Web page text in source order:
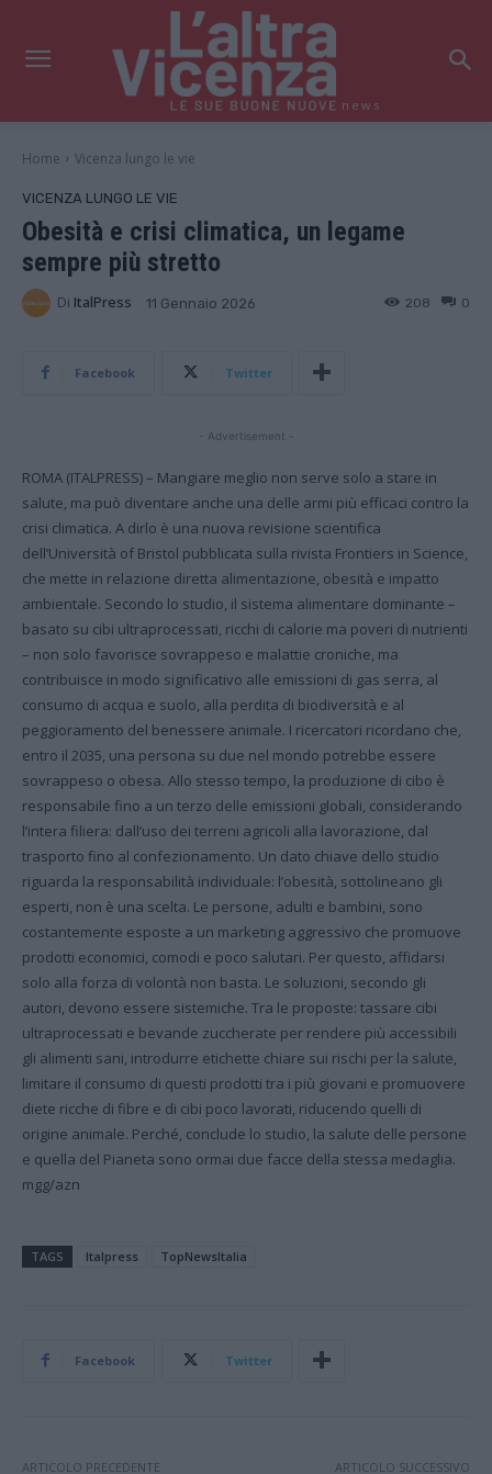
news
Home Vicenza lungo le vie
VICENZA LUNGO LE VIE
Obesità e crisi climatica, un legame
sempre più stretto
Di ItalPress 11 Gennaio 2026 0
208
Facebook Twitter
- Advertisement -
ROMA (ITALPRESS) – Mangiare meglio non serve solo a stare in
salute, ma può diventare anche una delle armi più efficaci contro la
crisi climatica. A dirlo è una nuova revisione scientifica
dell’Università of Bristol pubblicata sulla rivista Frontiers in Science,
che mette in relazione diretta alimentazione, obesità e impatto
ambientale. Secondo lo studio, il sistema alimentare dominante –
basato su cibi ultraprocessati, ricchi di calorie ma poveri di nutrienti
– non solo favorisce sovrappeso e malattie croniche, ma
contribuisce in modo significativo alle emissioni di gas serra, al
consumo di acqua e suolo, alla perdita di biodiversità e al
peggioramento del benessere animale. I ricercatori ricordano che,
entro il 2035, una persona su due nel mondo potrebbe essere
sovrappeso o obesa. Allo stesso tempo, la produzione di cibo è
responsabile fino a un terzo delle emissioni globali, considerando
l’intera filiera: dall’uso dei terreni agricoli alla lavorazione, dal
trasporto fino al confezionamento. Un dato chiave dello studio
riguarda la responsabilità individuale: l’obesità, sottolineano gli
esperti, non è una scelta. Le persone, adulti e bambini, sono
costantemente esposte a un marketing aggressivo che promuove
prodotti economici, comodi e poco salutari. Per questo, affidarsi
solo alla forza di volontà non basta. Le soluzioni, secondo gli
autori, devono essere sistemiche. Tra le proposte: tassare cibi
ultraprocessati e bevande zuccherate per rendere più accessibili
gli alimenti sani, introdurre etichette chiare sui rischi per la salute,
limitare il consumo di questi prodotti tra i più giovani e promuovere
diete ricche di fibre e di cibi poco lavorati, riducendo quelli di
origine animale. Perché, conclude lo studio, la salute delle persone
e quella del Pianeta sono ormai due facce della stessa medaglia.
mgg/azn
TAGS Italpress TopNewsItalia
Facebook Twitter
ARTICOLO PRECEDENTE
ARTICOLO SUCCESSIVO